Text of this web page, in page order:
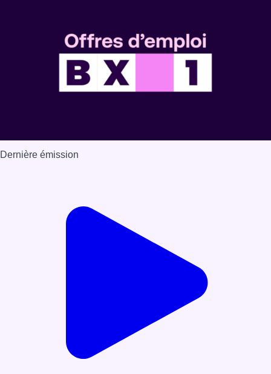
Dernière émission